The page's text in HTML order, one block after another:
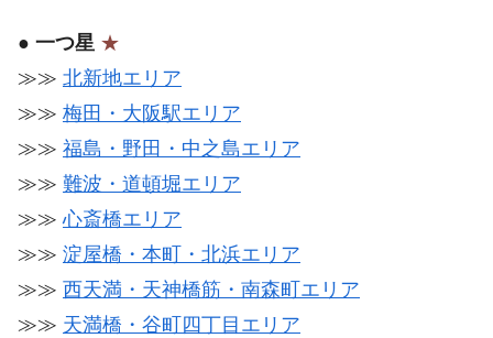
● 一つ星 ★
≫≫ 北新地エリア
≫≫ 梅田・大阪駅エリア
≫≫ 福島・野田・中之島エリア
≫≫ 難波・道頓堀エリア
≫≫心斎橋エリア
≫≫ 淀屋橋・本町・北浜エリア
≫≫ 西天満・天神橋筋・南森町エリア
≫≫ 天満橋・谷町四丁目エリア